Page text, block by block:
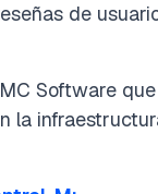
de
Software
la